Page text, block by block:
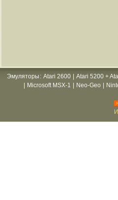
Эмуляторы : Atari 2600 Atari 5200 +
Microsoft MSX-1 Neo-Geo